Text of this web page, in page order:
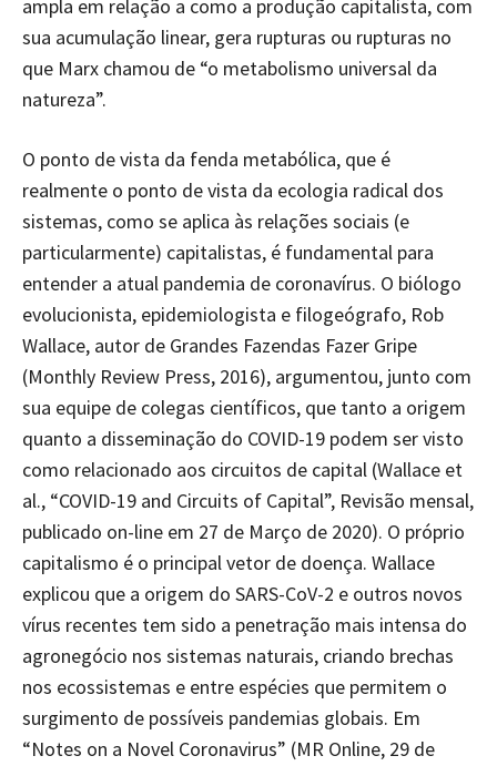
ampla em relação a como a produção capitalista, com
sua acumulação linear, gera rupturas ou rupturas no
que Marx chamou de “o metabolismo universal da
natureza”.
O ponto de vista da fenda metabólica, que é
realmente o ponto de vista da ecologia radical dos
sistemas, como se aplica às relações sociais (e
particularmente) capitalistas, é fundamental para
entender a atual pandemia de coronavírus. O biólogo
evolucionista, epidemiologista e filogeógrafo, Rob
Wallace, autor de Grandes Fazendas Fazer Gripe
(Monthly Review Press, 2016), argumentou, junto com
sua equipe de colegas científicos, que tanto a origem
quanto a disseminação do COVID-19 podem ser visto
como relacionado aos circuitos de capital (Wallace et
al., “COVID-19 and Circuits of Capital”, Revisão mensal,
publicado on-line em 27 de Março de 2020). O próprio
capitalismo é o principal vetor de doença. Wallace
explicou que a origem do SARS-CoV-2 e outros novos
vírus recentes tem sido a penetração mais intensa do
agronegócio nos sistemas naturais, criando brechas
nos ecossistemas e entre espécies que permitem o
surgimento de possíveis pandemias globais. Em
“Notes on a Novel Coronavirus” (MR Online, 29 de